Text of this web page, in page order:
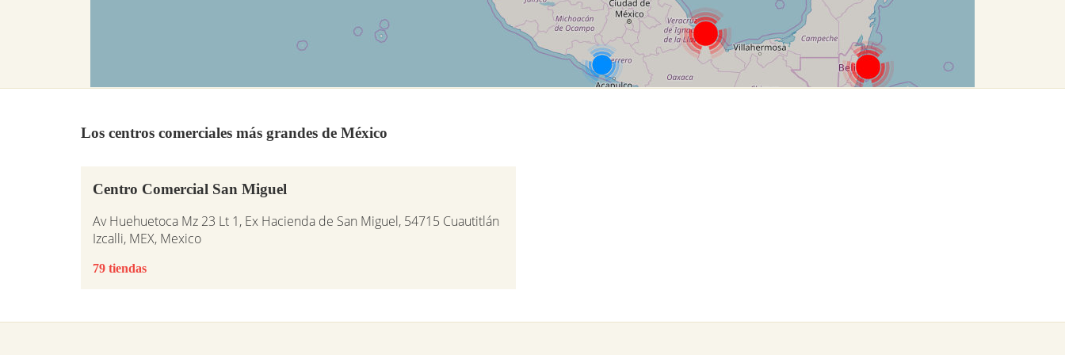
Los centros comerciales más grandes de México
Centro Comercial San Miguel
Av Huehuetoca Mz 23 Lt 1, Ex Hacienda de San Miguel, 54715 Cuautitlán
Izcalli, MEX, Mexico
79 tiendas